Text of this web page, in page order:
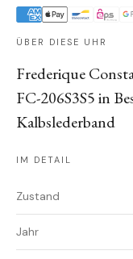
ÜBER DIESE UHR
Frederique
FC-206S3S5 in
Kalbslederband
IM DETAIL
Zustand
Jahr